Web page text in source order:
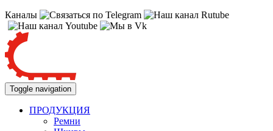
Каналы
Toggle navigation
ПРОДУКЦИЯ
Ремни